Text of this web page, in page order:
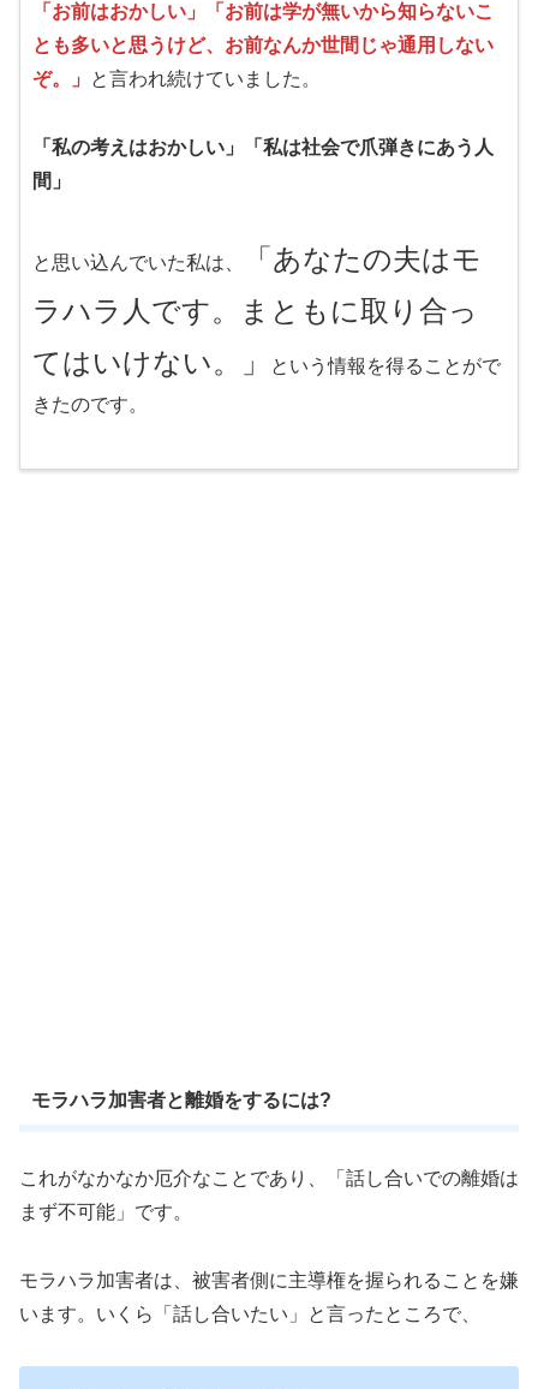
「お前はおかしい」「お前は学が無いから知らないこ
とも多いと思うけど、お前なんか世間じゃ通用しない
ぞ。」
と言われ続けていました。
「私の考えはおかしい」「私は社会で爪弾きにあう人
間」
と思い込んでいた私は、
「あなたの夫はモ
ラハラ人です。まともに取り合っ
てはいけない。」
という情報を得ることがで
きたのです。
モラハラ加害者と離婚をするには?
これがなかなか厄介なことであり、「話し合いでの離婚は
まず不可能」です。
モラハラ加害者は、被害者側に主導権を握られることを嫌
います。いくら「話し合いたい」と言ったところで、